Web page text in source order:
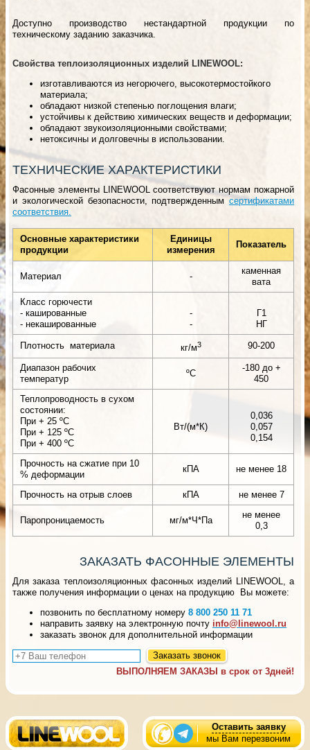
Доступно производство нестандартной продукции по
техническому заданию заказчика.
Свойства теплоизоляционных изделий LINEWOOL:
изготавливаются из негорючего, высокотермостойкого
материала;
обладают низкой степенью поглощения влаги;
устойчивы к действию химических веществ и деформации;
обладают звукоизоляционными свойствами;
нетоксичны и долговечны в использовании.
ТЕХНИЧЕСКИЕ ХАРАКТЕРИСТИКИ
Фасонные элементы LINEWOOL соответствуют нормам пожарной
и экологической безопасности, подтвержденнымсертификатами
соответствия
Основные характеристики
продукции
Единицы
измерения
Показатель
Материал -
каменная
вата
Класс горючести
- кашированные
- некашированные
-
-
Г1
НГ
Плотность материала кг/м3 90-200
Диапазон рабочих
температур
ºС
-180 до +
450
Теплопроводность в сухом
состоянии:
При + 25 ºС
При + 125 ºС
При + 400 ºС
Вт/(м*К)
0,036
0,057
0,154
Прочность на сжатие при 10
% деформации
кПА не менее 18
Прочность на отрыв слоев кПА не менее 7
Паропроницаемость мг/м*Ч*Па
не менее
0,3
ЗАКАЗАТЬ ФАСОННЫЕ ЭЛЕМЕНТЫ
Для заказа теплоизоляционных фасонных изделий LINEWOOL, а
также получения информации о ценах на продукцию Вы можете:
позвонить по бесплатному номеру 8 800 250 11 71
направить заявку на электронную почту info@linewool.ru
заказать звонок для дополнительной информации
Заказать звонок
ВЫПОЛНЯЕМ ЗАКАЗЫ в срок от 3дней!
Оставить заявку
мы Вам перезвоним